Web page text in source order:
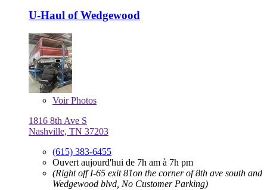
U-Haul of Wedgewood
VoirPhotos
1816 8th Ave S
Nashville, TN 37203
(615) 383-6455
Ouvert aujourd'hui de 7h am à 7h pm
(Right off I-65 exit 81on the corner of 8th ave south and
Wedgewood blvd, No Customer Parking)